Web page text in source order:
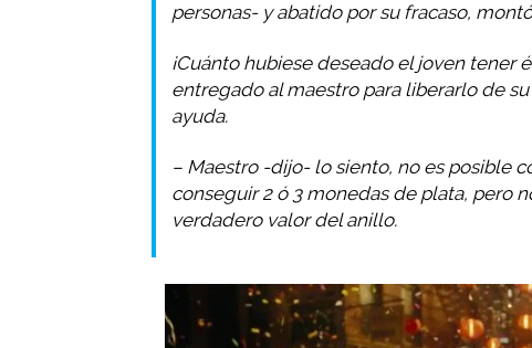
personas- y abatido por su fracaso,
¡Cuánto hubiese deseado el joven tener
entregado al maestro para liberarlo de
ayuda.
– Maestro -dijo- lo siento, no es posible
conseguir 2 ó 3 monedas de plata, pero
verdadero valor del anillo.